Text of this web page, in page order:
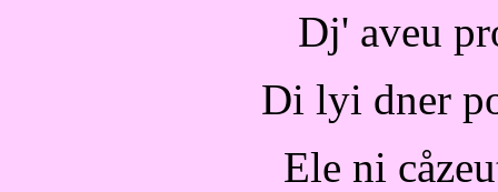
Dj' aveu
Di lyi dner
Ele ni